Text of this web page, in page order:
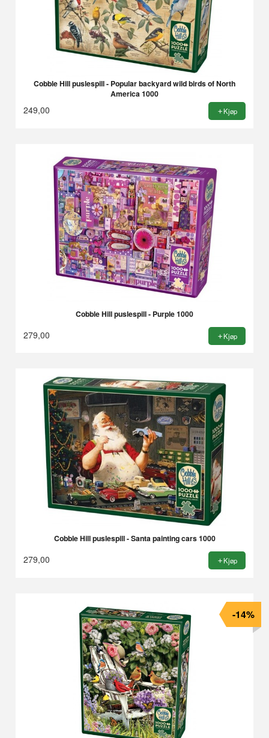
Cobble Hill puslespill - Popular backyard wild birds of North
America 1000
249,00 Kjøp
Cobble Hill puslespill - Purple 1000
279,00 Kjøp
Cobble Hill puslespill - Santa painting cars 1000
279,00 Kjøp
-14%